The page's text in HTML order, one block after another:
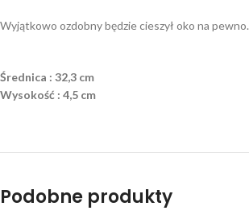
Wyjątkowo ozdobny będzie cieszył oko na pewno.
Średnica : 32,3 cm
Wysokość : 4,5 cm
Podobne produkty